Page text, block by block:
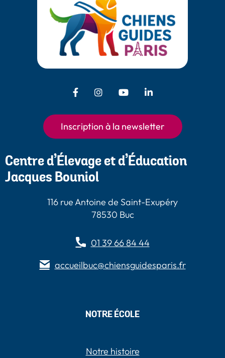
Facebook - Chiens Guides Paris
Instagram - Chiens Guides
Youtube - Chiens
Inscription à la newsletter
Centre d’Élevage et d’Éducation
Jacques Bouniol
116 rue Antoine de Saint-Exupéry
78530 Buc
01 39 66 84 44
accueilbuc@chiensguidesparis.fr
NOTRE ÉCOLE
Notre histoire